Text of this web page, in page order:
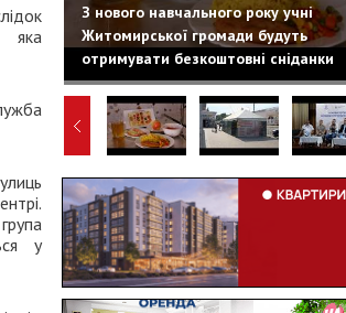
яка
у
З нового навчального року учні
Житомирської громади будуть
отримувати безкоштовні сніданки